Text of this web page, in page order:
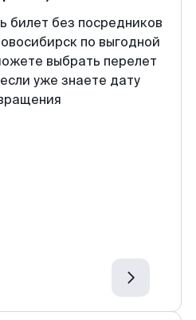
билет без посредников
по выгодной
выбрать перелет
уже знаете дату